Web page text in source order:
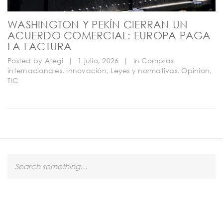
WASHINGTON Y PEKÍN CIERRAN UN
ACUERDO COMERCIAL: EUROPA PAGA
LA FACTURA
Posted by Ategi | 1 julio, 2026 | In Compras
internacionales, Innovación, Leyes y normativas, Opinion,
TIC